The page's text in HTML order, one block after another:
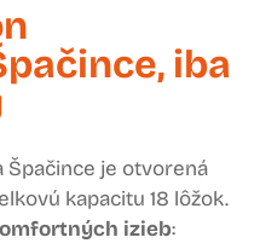
iba
Špačince je otvorená
kapacitu 18 lôžok.
izieb: